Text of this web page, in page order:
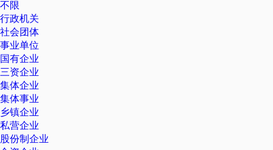
不限
行政机关
社会团体
事业单位
国有企业
三资企业
集体企业
集体事业
乡镇企业
私营企业
股份制企业